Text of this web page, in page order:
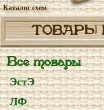
Каталог схем
ТОВАРЫ
Все товары
ЭстЭ
ЛФ